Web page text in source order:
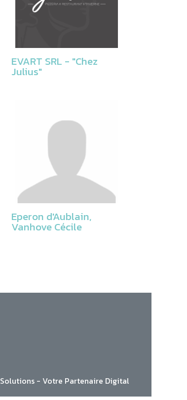
EVART SRL - "Chez
Julius"
Eperon d'Aublain,
Vanhove Cécile
Solutions - Votre Partenaire Digital